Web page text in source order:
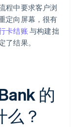
程中要求客户浏
定向屏幕，很有
卡结账 与构建拙
结果。
的
？